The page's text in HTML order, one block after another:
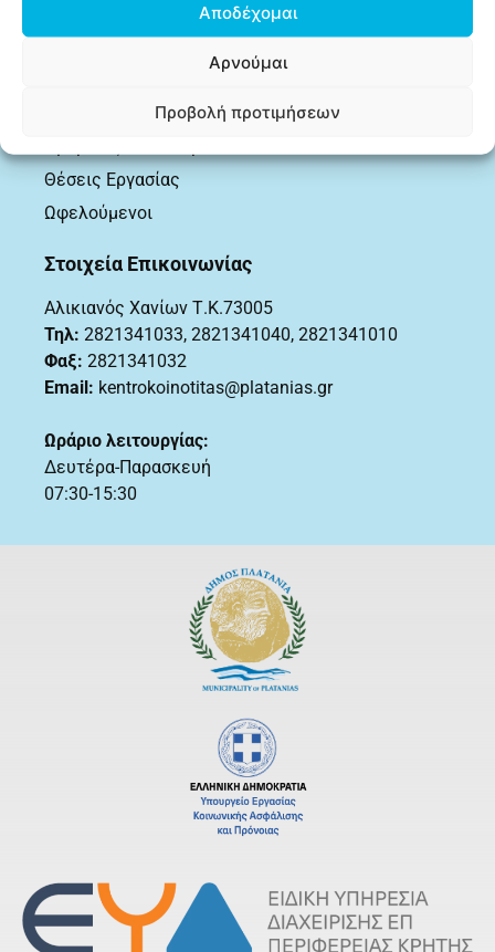
Αποδέχομαι
Αρνούμαι
Προβολή προτιμήσεων
Θέσεις Εργασίας
Ωφελούμενοι
Στοιχεία Επικοινωνίας
Αλικιανός Χανίων Τ.Κ.73005
Τηλ: 2821341033, 2821341040, 2821341010
Φαξ: 2821341032
Email: kentrokoinotitas@platanias.gr
Ωράριο λειτουργίας:
Δευτέρα-Παρασκευή
07:30-15:30